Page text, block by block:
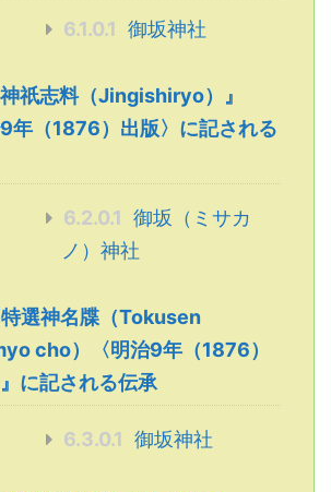
6.1.0.1 御坂神社
神祇志料（Jingishiryo）』
9年（1876）出版〉に記される
6.2.0.1 御坂（ミサカ
ノ）神社
特選神名牒（Tokusen
cho）〈明治9年（1876）
に記される伝承
6.3.0.1 御坂神社